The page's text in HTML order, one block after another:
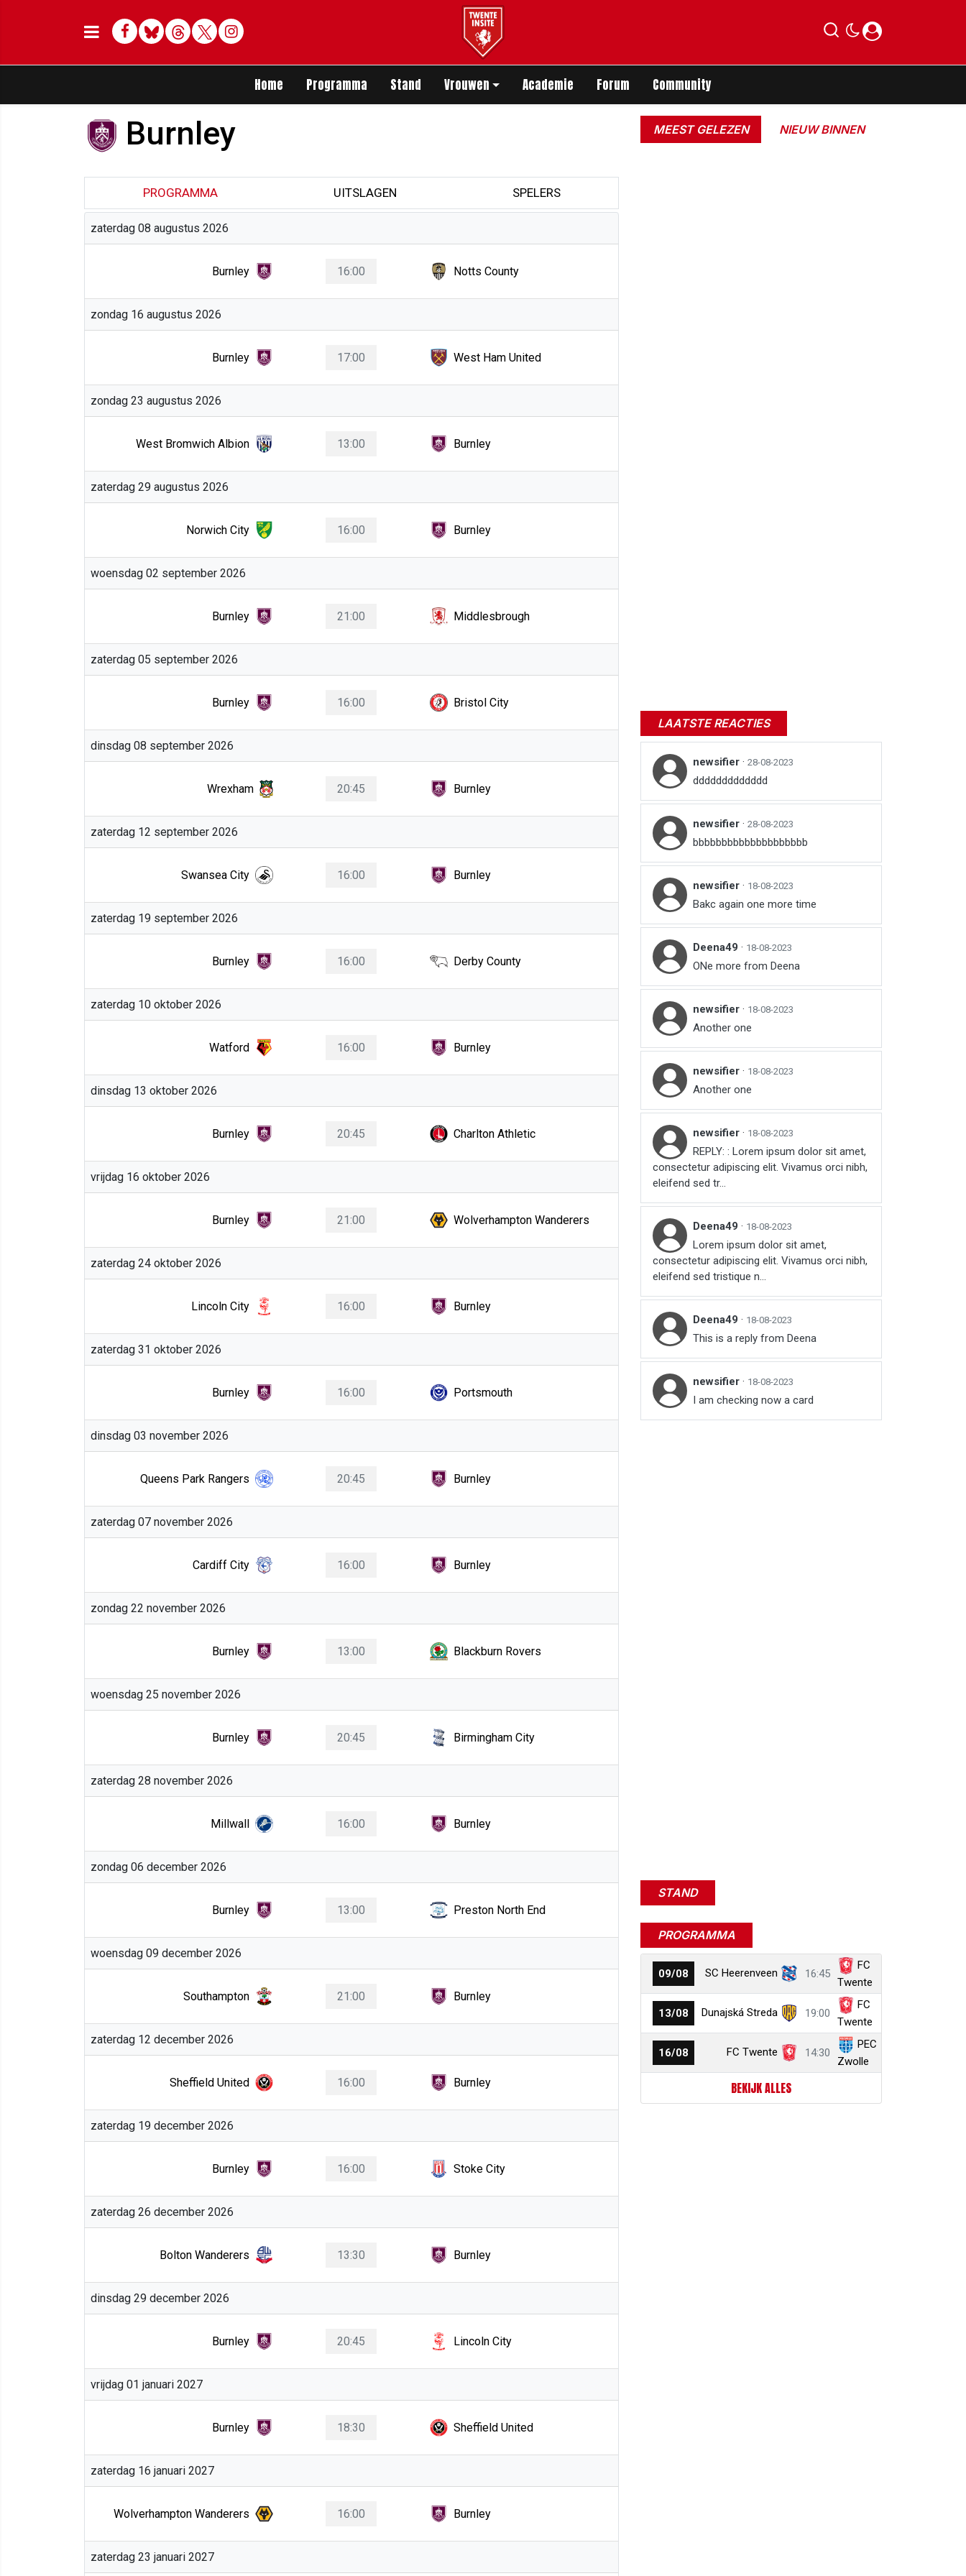
Facebook
BlueskyThreadsTwitterDelen op Whatsapp
Home Programma Stand Vrouwen Academie Forum Community
Burnley
PROGRAMMA UITSLAGEN SPELERS
zaterdag 08 augustus 2026
Burnley 16:00 Notts County
zondag 16 augustus 2026
Burnley 17:00 West Ham United
zondag 23 augustus 2026
West Bromwich Albion 13:00 Burnley
zaterdag 29 augustus 2026
Norwich City 16:00 Burnley
woensdag 02 september 2026
Burnley 21:00 Middlesbrough
zaterdag 05 september 2026
Burnley 16:00 Bristol City
dinsdag 08 september 2026
Wrexham 20:45 Burnley
zaterdag 12 september 2026
Swansea City 16:00 Burnley
zaterdag 19 september 2026
Burnley 16:00 Derby County
zaterdag 10 oktober 2026
Watford 16:00 Burnley
dinsdag 13 oktober 2026
Burnley 20:45 Charlton Athletic
vrijdag 16 oktober 2026
Burnley 21:00 Wolverhampton Wanderers
zaterdag 24 oktober 2026
Lincoln City 16:00 Burnley
zaterdag 31 oktober 2026
Burnley 16:00 Portsmouth
dinsdag 03 november 2026
Queens Park Rangers 20:45 Burnley
zaterdag 07 november 2026
Cardiff City 16:00 Burnley
zondag 22 november 2026
Burnley 13:00 Blackburn Rovers
woensdag 25 november 2026
Burnley 20:45 Birmingham City
zaterdag 28 november 2026
Millwall 16:00 Burnley
zondag 06 december 2026
Burnley 13:00 Preston North End
woensdag 09 december 2026
Southampton 21:00 Burnley
zaterdag 12 december 2026
Sheffield United 16:00 Burnley
zaterdag 19 december 2026
Burnley 16:00 Stoke City
zaterdag 26 december 2026
Bolton Wanderers 13:30 Burnley
dinsdag 29 december 2026
Burnley 20:45 Lincoln City
vrijdag 01 januari 2027
Burnley 18:30 Sheffield United
zaterdag 16 januari 2027
Wolverhampton Wanderers 16:00 Burnley
zaterdag 23 januari 2027
MEEST GELEZEN NIEUW BINNEN
LAATSTE REACTIES
newsifier · 28-08-2023
ddddddddddddd
newsifier · 28-08-2023
bbbbbbbbbbbbbbbbbbbb
newsifier · 18-08-2023
Bakc again one more time
Deena49 · 18-08-2023
ONe more from Deena
newsifier · 18-08-2023
Another one
newsifier · 18-08-2023
Another one
newsifier · 18-08-2023
REPLY: : Lorem ipsum dolor sit amet,
consectetur adipiscing elit. Vivamus orci nibh,
eleifend sed tr...
Deena49 · 18-08-2023
Lorem ipsum dolor sit amet,
consectetur adipiscing elit. Vivamus orci nibh,
eleifend sed tristique n...
Deena49 · 18-08-2023
This is a reply from Deena
newsifier · 18-08-2023
I am checking now a card
STAND
PROGRAMMA
09/08 SC Heerenveen 16:45
FC
Twente
13/08 Dunajská Streda 19:00
FC
Twente
16/08 FC Twente 14:30
PEC
Zwolle
BEKIJK ALLES